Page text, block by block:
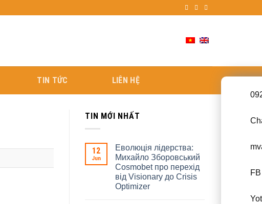
TIN TỨC LIÊN HỆ
TIN MỚI NHẤT
12
Jun
Еволюція лідерства:
Михайло Зборовський
Cosmobet про перехід
від Visionary до Crisis
Optimizer